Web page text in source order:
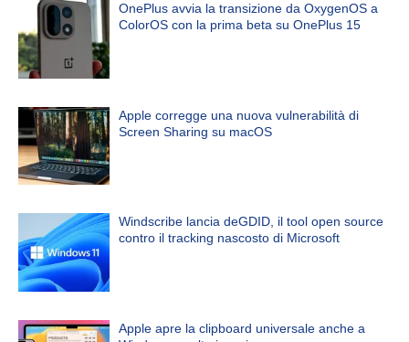
OnePlus avvia la transizione da OxygenOS a
ColorOS con la prima beta su OnePlus 15
Apple corregge una nuova vulnerabilità di
Screen Sharing su macOS
Windscribe lancia deGDID, il tool open source
contro il tracking nascosto di Microsoft
Apple apre la clipboard universale anche a